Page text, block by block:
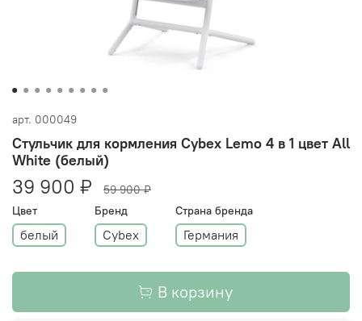
арт. 000049
Стульчик для кормления Cybex Lemo 4 в 1 цвет All
White (белый)
39 900 ₽
59 900 ₽
Цвет
белый
Бренд
Cybex
Страна бренда
Германия
В корзину